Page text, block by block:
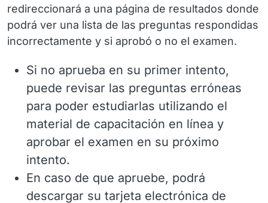
redireccionará a una página de resultados donde
podrá ver una lista de las preguntas respondidas
incorrectamente y si aprobó o no el examen.
Si no aprueba en su primer intento,
puede revisar las preguntas erróneas
para poder estudiarlas utilizando el
material de capacitación en línea y
aprobar el examen en su próximo
intento.
En caso de que apruebe, podrá
descargar su tarjeta electrónica de